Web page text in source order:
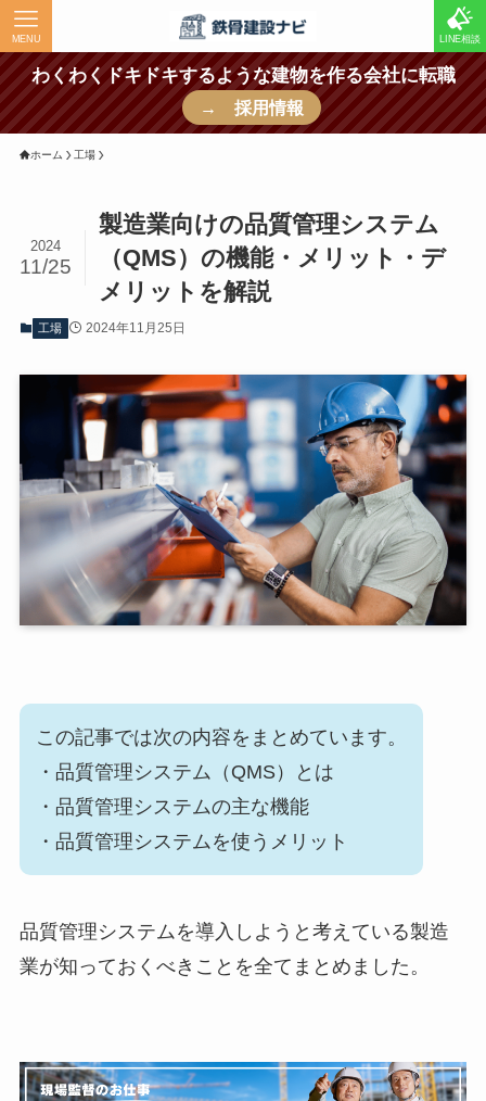
LINE相談
MENU
わくわくドキドキするような建物を作る会社に転職
→ 採用情報
ホーム 工場
製造業向けの品質管理システム
（QMS）の機能・メリット・デ
メリットを解説
2024
11/25
工場 2024年11月25日
この記事では次の内容をまとめています。
・品質管理システム（ QMS）とは
・品質管理システムの主な機能
・品質管理システムを使うメリット
品質管理システムを導入しようと考えている製造
業が知っておくべきことを全てまとめました。